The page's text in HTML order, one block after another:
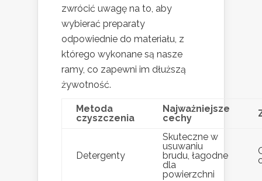
zwrócić uwagę na to, aby
wybierać preparaty
odpowiednie do materiału, z
którego wykonane są nasze
ramy, co zapewni im dłuższą
żywotność.
Metoda
czyszczenia
Najważniejsze
cechy
Detergenty
Skuteczne w
usuwaniu
brudu, łagodne
dla
powierzchni